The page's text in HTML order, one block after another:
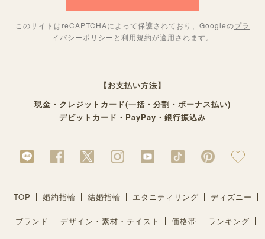
このサイトはreCAPTCHAによって保護されており、Googleのプラ
イバシーポリシー と 利用規約が適用されます。
【お支払い方法】
現金・クレジットカード(一括・分割・ボーナス払い)
デビットカード・PayPay・銀行振込み
TOP 婚約指輪 結婚指輪 エタニティリング ディズニー
ブランド デザイン・素材・テイスト 価格帯 ランキング